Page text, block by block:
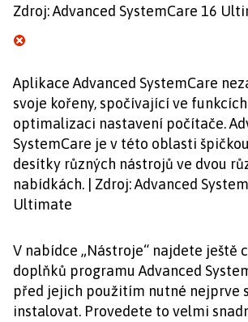
Zdroj: Advanced SystemCare 16
Aplikace Advanced SystemCare
svoje kořeny, spočívající ve
optimalizaci nastavení počítače.
SystemCare je v této oblasti
desítky různých nástrojů ve dvou
nabídkách. | Zdroj: Advanced
Ultimate
V nabídce „Nástroje“ najdete ještě
doplňků programu Advanced
před jejich použitím nutné nejprve
instalovat. Provedete to velmi